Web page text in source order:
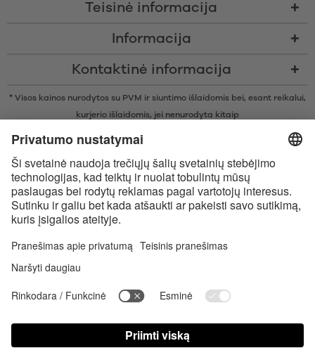
Teisinė informacija
Informacija
Kontaktinė informacija
* Visos kainos nurodytos su PVM ir siuntimo išlaidomis bei, esant reikalui,
kurjerio išlaidomis, jei nenurodyta kitaip
* Žodinis prekių ženklas Bluetooth® ir logotipai yra registruoti „Bluetooth
SIG, Inc.“ prekių ženklai ir bet koks tokių prekių ženklų naudojimas
įmonėje „Satisfyer GmbH“ yra licencijuotas.
„Apple“, „Apple“ logotipas ir „Apple Watch“ yra „Apple Inc.“ prekių
ženklai. „Google Play“ ir „Google Play“ logotipas yra „Google LLC“ prekės